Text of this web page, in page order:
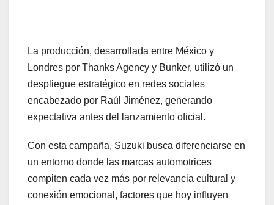
La producción, desarrollada entre México y
Londres por Thanks Agency y Bunker, utilizó un
despliegue estratégico en redes sociales
encabezado por Raúl Jiménez, generando
expectativa antes del lanzamiento oficial.
Con esta campaña, Suzuki busca diferenciarse en
un entorno donde las marcas automotrices
compiten cada vez más por relevancia cultural y
conexión emocional, factores que hoy influyen